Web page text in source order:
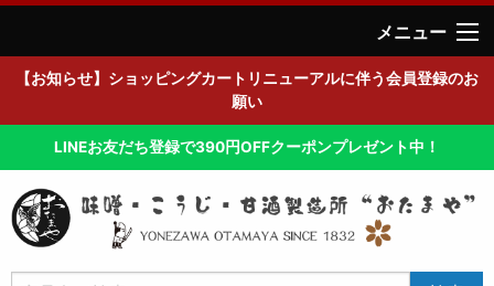
メニュー
【お知らせ】ショッピングカートリニューアルに伴う会員登録のお
願い
LINEお友だち登録で390円OFFクーポンプレゼント中！